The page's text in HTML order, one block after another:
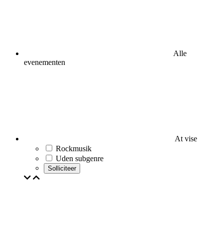
Alle
evenementen
At vise
Rockmusik
Uden subgenre
Solliciteer